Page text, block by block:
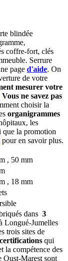
blindée
coffre-fort, clés
Serrure
page d'aide. On
de votre
mesurer votre
Vous ne savez pas
choisir la
organigrammes
les
que la promotion
pour en savoir plus.
, 50 mm
, 18 mm
dans 3
Longué-Jumelles
trois sites de
certifications qui
la compétence des
Oust-Marest sont